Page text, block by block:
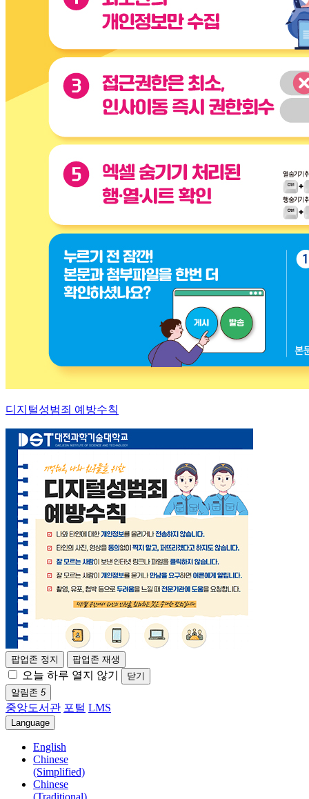
디지털성범죄 예방수칙
팝업존 정지 팝업존 재생
오늘 하루 열지 않기
닫기
알림존 5
중앙도서관 포털 LMS
Language
English
Chinese
(Simplified)
Chinese
(Traditional)